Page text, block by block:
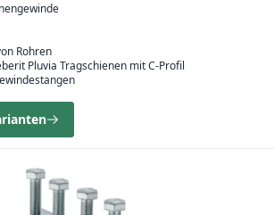
Rohren
Pluvia Tragschienen mit C-Profil